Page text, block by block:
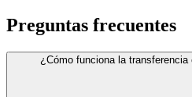
Preguntas frecuentes
¿Cómo funciona la transferencia